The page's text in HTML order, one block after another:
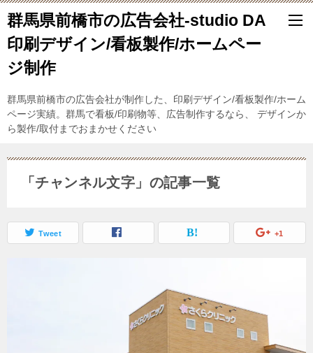
群馬県前橋市の広告会社-studio DA
印刷デザイン/看板製作/ホームペー
ジ制作
群馬県前橋市の広告会社が制作した、印刷デザイン/看板製作/ホーム
ページ実績。群馬で看板/印刷物等、広告制作するなら、 デザインか
ら製作/取付までおまかせください
「チャンネル文字」の記事一覧
Tweet +1